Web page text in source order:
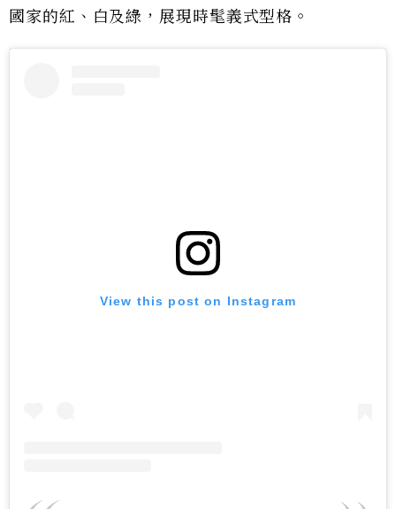
國家的紅、白及綠，展現時髦義式型格。
View this post on Instagram